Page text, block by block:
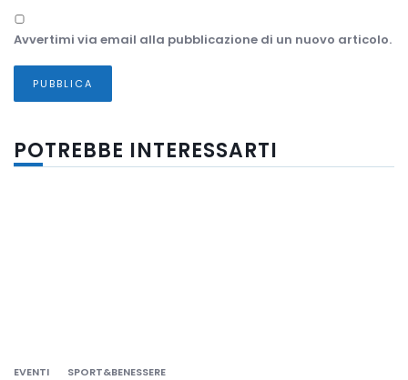
Avvertimi via email alla pubblicazione di un nuovo articolo.
POTREBBE INTERESSARTI
EVENTI SPORT&BENESSERE